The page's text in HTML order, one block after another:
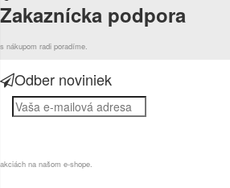
Zakaznícka podpora
s nákupom radi poradíme.
Odber noviniek
akciách na našom e-shope.